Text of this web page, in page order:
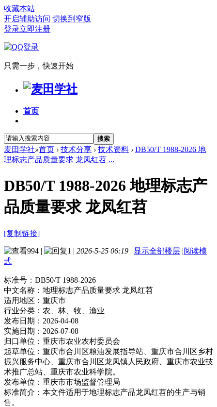
收藏本站
开启辅助访问 切换到窄版
登录立即注册
只需一步，快速开始
首页
搜索
麦田学社»首页 › 技术分享 › 技术资料 › DB50/T 1988-2026 地
理标志产品质量要求 龙凤红苕 ...
DB50/T 1988-2026 地理标志产
品质量要求 龙凤红苕
[复制链接]
994 | 1 | 2026-5-25 06:19 | 显示全部楼层 |阅读模
式
标准号： DB50/T 1988-2026
中文名称： 地理标志产品质量要求 龙凤红苕
适用地区： 重庆市
行业分类： 农、林、牧、渔业
发布日期： 2026-04-08
实施日期： 2026-07-08
归口单位： 重庆市农业农村委员会
起草单位： 重庆市合川区粮油发展指导站、重庆市合川区乡村
振兴服务中心、重庆市合川区龙凤镇人民政府、重庆市农业技
术推广总站、重庆市农业科学院。
发布单位： 重庆市市场监督管理局
标准简介： 本文件适用于地理标志产品龙凤红苕的生产与销
售。